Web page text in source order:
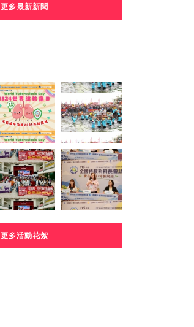
更多最新新聞
更多活動花絮